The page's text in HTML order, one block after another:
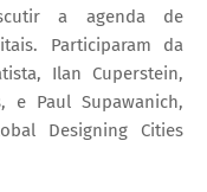
a agenda de
Participaram da
Ilan Cuperstein,
e Paul Supawanich,
Designing Cities